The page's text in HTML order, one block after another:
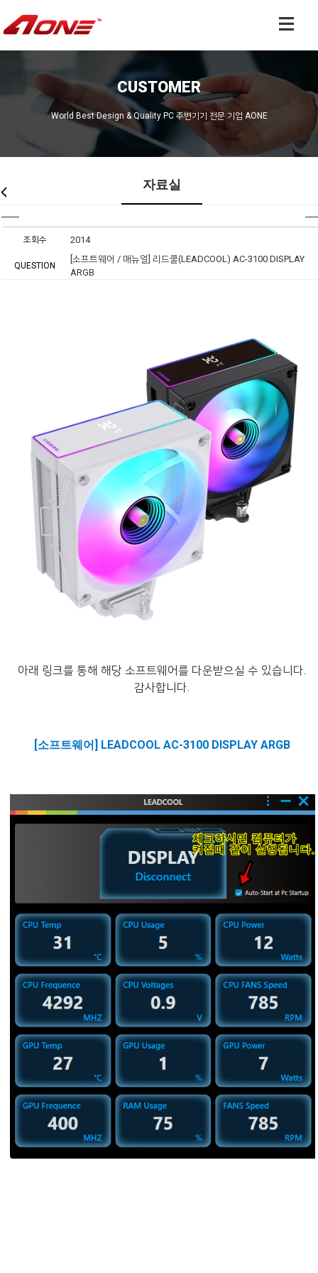
CUSTOMER
World Best Design & Quality PC 주변기기 전문 기업 AONE
자료실
조회수 2014
QUESTION
[소프트웨어 / 매뉴얼] 리드쿨(LEADCOOL) AC-3100 DISPLAY
ARGB
아래 링크를 통해 해당 소프트웨어를 다운받으실 수 있습니다.
감사합니다.
[소프트웨어] LEADCOOL AC-3100 DISPLAY ARGB